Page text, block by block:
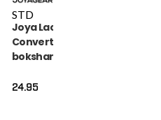
STD
Joya Lace
Converter voor
bokshandschoenen
24.95